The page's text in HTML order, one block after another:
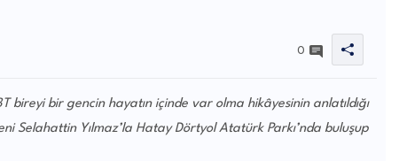
0
bireyi bir gencin hayatın içinde var olma hikâyesinin anlatıldığı
Selahattin Yılmaz’la Hatay Dörtyol Atatürk Parkı’nda buluşup